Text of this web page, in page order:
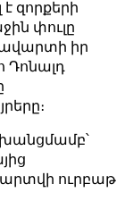
զորքերի
փուլը
իր
Դոնալդ
ուրբաթ